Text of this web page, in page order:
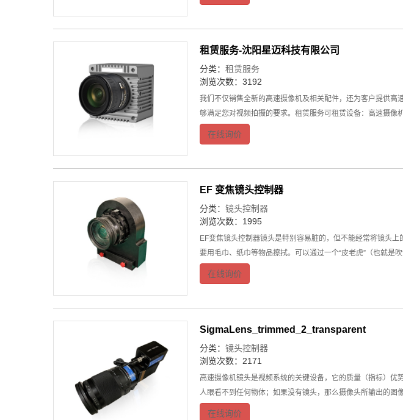
租赁服务-沈阳星迈科技有限公司
分类： 租赁服务
浏览次数：3192
我们不仅销售全新的高速摄像机及相关配件，还为客户提供
够满足您对视频拍摄的要求。租赁服务可租赁设备：高速摄像
在线询价
EF 变焦镜头控制器
分类： 镜头控制器
浏览次数：1995
EF变焦镜头控制器镜头是特别容易脏的，但不能经常将镜头
要用毛巾、纸巾等物品擦拭。可以通过一个“皮老虎”（也就是
在线询价
SigmaLens_trimmed_2_transparent
分类： 镜头控制器
浏览次数：2171
高速摄像机镜头是视频系统的关键设备，它的质量（指标）
人眼看不到任何物体；如果没有镜头，那么摄像头所输出的图
在线询价